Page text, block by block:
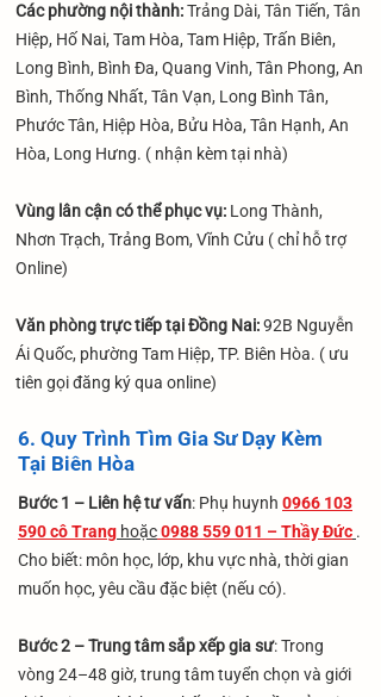
Các phường nội thành:Trảng Dài, Tân Tiến, Tân
Hiệp, Hố Nai, Tam Hòa, Tam Hiệp, Trấn Biên,
Long Bình, Bình Đa, Quang Vinh, Tân Phong, An
Bình, Thống Nhất, Tân Vạn, Long Bình Tân,
Phước Tân, Hiệp Hòa, Bửu Hòa, Tân Hạnh, An
Hòa, Long Hưng. ( nhận kèm tại nhà)
Vùng lân cận có thể phục vụ: Long Thành,
Nhơn Trạch, Trảng Bom, Vĩnh Cửu ( chỉ hỗ trợ
Online)
Văn phòng trực tiếp tại Đồng Nai:92B Nguyễn
Ái Quốc, phường Tam Hiệp, TP. Biên Hòa. ( ưu
tiên gọi đăng ký qua online)
6. Quy Trình Tìm Gia Sư Dạy Kèm
Tại Biên Hòa
Bước 1 – Liên hệ tư vấn: Phụ huynh 0966 103
590 cô Trang hoặc0988 559 011 – Thầy Đức .
Cho biết: môn học, lớp, khu vực nhà, thời gian
muốn học, yêu cầu đặc biệt (nếu có).
Bước 2 – Trung tâm sắp xếp gia sư: Trong
vòng 24–48 giờ, trung tâm tuyển chọn và giới